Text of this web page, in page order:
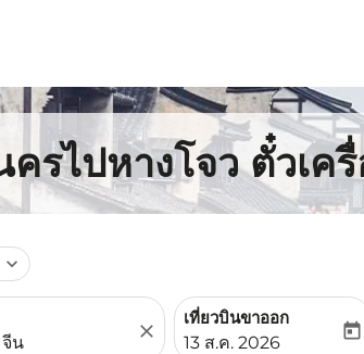
รไปหางโจว ตั๋วเค
expand_more
close
เที่ยวบินขาออก
fc-booking-
13 ส.ค. 2026
today